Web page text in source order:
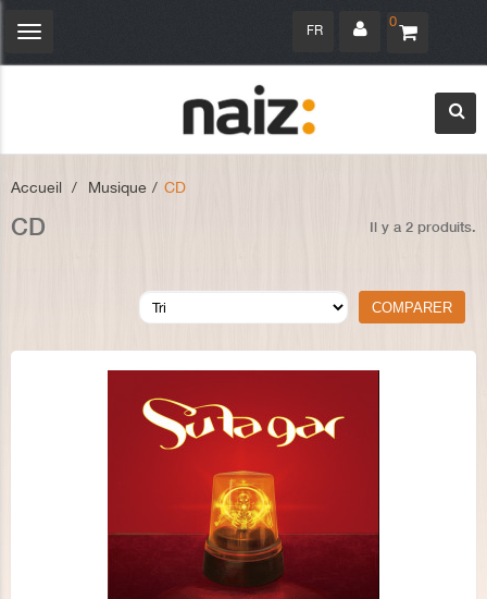
0
FR
Navigation
Accueil > Musique > CD
CD Il y a 2 produits.